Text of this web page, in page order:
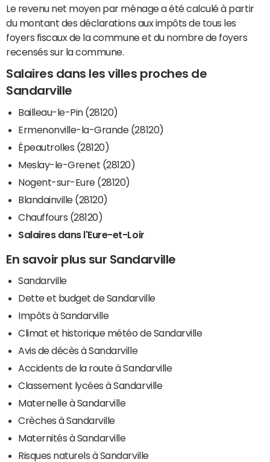
Le revenu net moyen par ménage a été calculé à partir
du montant des déclarations aux impôts de tous les
foyers fiscaux de la commune et du nombre de foyers
recensés sur la commune.
Salaires dans les villes proches de
Sandarville
Bailleau-le-Pin (28120)
Ermenonville-la-Grande (28120)
Épeautrolles (28120)
Meslay-le-Grenet (28120)
Nogent-sur-Eure (28120)
Blandainville (28120)
Chauffours (28120)
Salaires dans l'Eure-et-Loir
En savoir plus sur Sandarville
Sandarville
Dette et budget de Sandarville
Impôts à Sandarville
Climat et historique météo de Sandarville
Avis de décès à Sandarville
Accidents de la route à Sandarville
Classement lycées à Sandarville
Maternelle à Sandarville
Crèches à Sandarville
Maternités à Sandarville
Risques naturels à Sandarville